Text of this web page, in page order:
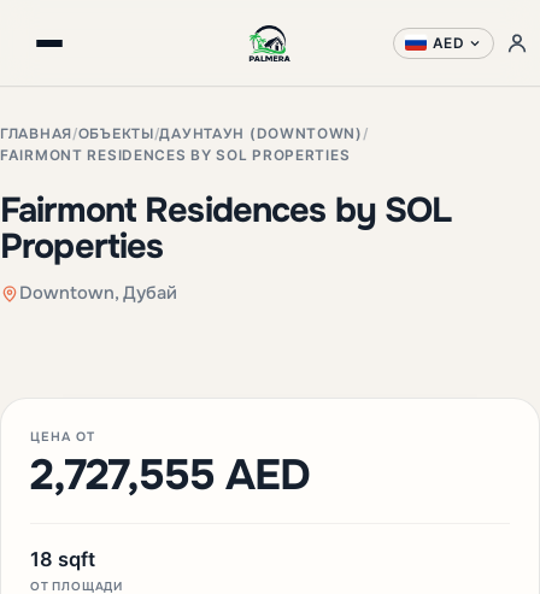
AED
ГЛАВНАЯ /ОБЪЕКТЫ/ДАУНТАУН (DOWNTOWN) /
FAIRMONT RESIDENCES BY SOL PROPERTIES
Fairmont Residences by SOL
Properties
Downtown, Дубай
ЦЕНА ОТ
2,727,555 AED
18 sqft
ОТ ПЛОЩАДИ